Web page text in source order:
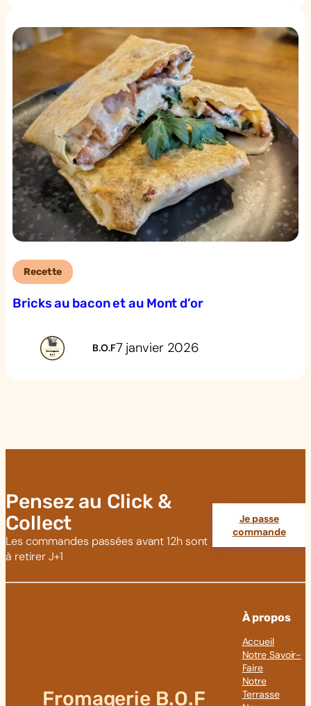
Recette
Bricks au bacon et au Mont d’or
B.O.F7 janvier 2026
Pensez au Click &
Collect
Les commandes passées avant 12h sont
à retirer J+1
Je passe
commande
Fromagerie B.O.F
À propos
Accueil
Notre Savoir-
Faire
Notre
Terrasse